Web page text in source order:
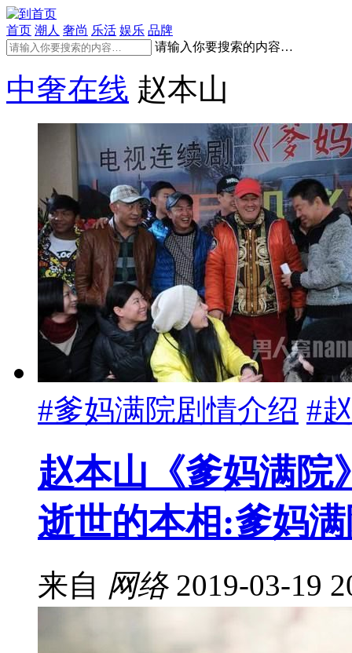
首页 潮人 奢尚 乐活 娱乐 品牌
请输入你要搜索的内容…
中奢在线 赵本山
#爹妈满院剧情介绍 #
赵本山《爹妈满院
逝世的本相:爹妈
来自 网络 2019-03-19